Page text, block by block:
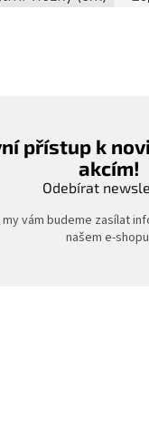
přístup k
akcím!
Odebírat
vám budeme zasílat
našem e-